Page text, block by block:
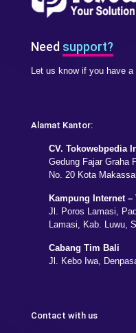
Need support?
Let us know if you have a
Alamat Kantor:
CV. Tokowebpedia
Gedung Fajar Graha
No. 20 Kota
Kampung Internet –
Jl. Poros Lamasi,
Lamasi, Kab. Luwu,
Cabang Tim Bali
Jl. Kebo Iwa,
Contact with us